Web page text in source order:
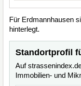
Für Erdmannhausen
hinterlegt.
Standortprofil
Auf
Immobilien- und